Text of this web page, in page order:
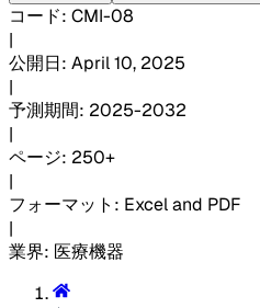
コード: CMI-08
|
公開日: April 10, 2025
|
予測期間: 2025-2032
|
ページ: 250+
|
フォーマット : Excel and PDF
|
業界: 医療機器